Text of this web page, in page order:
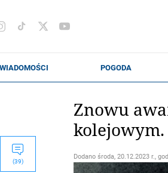
(39)
Znowu
Dodano środa, 20.12.2023 r.,